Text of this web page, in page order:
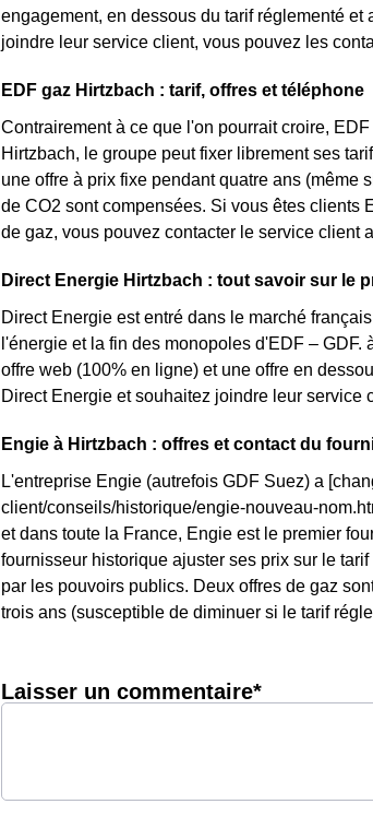
engagement, en dessous du tarif réglementé
joindre leur service client, vous pouvez les
EDF gaz Hirtzbach : tarif, offres et téléphone
Contrairement à ce que l'on pourrait croire,
Hirtzbach, le groupe peut fixer librement ses
une offre à prix fixe pendant quatre ans (même
de CO2 sont compensées. Si vous êtes clients
de gaz, vous pouvez contacter le service client
Direct Energie Hirtzbach : tout savoir sur le
Direct Energie est entré dans le marché
l'énergie et la fin des monopoles d'EDF –
offre web (100% en ligne) et une offre en
Direct Energie et souhaitez joindre leur service
Engie à Hirtzbach : offres et contact du
L'entreprise Engie (autrefois GDF Suez) a
client/conseils/historique/engie-nouveau-
et dans toute la France, Engie est le premier
fournisseur historique ajuster ses prix sur le
par les pouvoirs publics. Deux offres de gaz
trois ans (susceptible de diminuer si le tarif
Laisser un commentaire*